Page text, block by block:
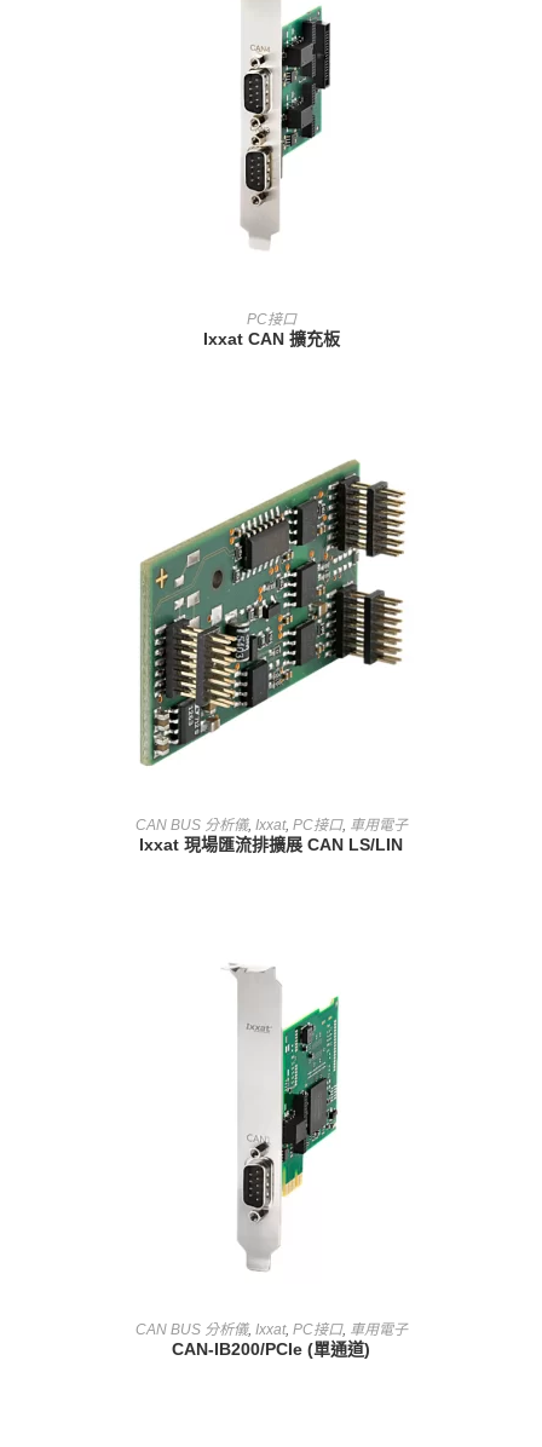
查看內容
PC接口
Ixxat CAN 擴充板
查看內容
CAN BUS 分析儀, Ixxat, PC接口, 車用電子
Ixxat 現場匯流排擴展 CAN LS/LIN
查看內容
CAN BUS 分析儀, Ixxat, PC接口, 車用電子
CAN-IB200/PCIe (單通道)